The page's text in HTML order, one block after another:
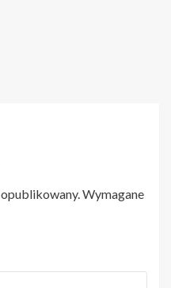
Wymagane